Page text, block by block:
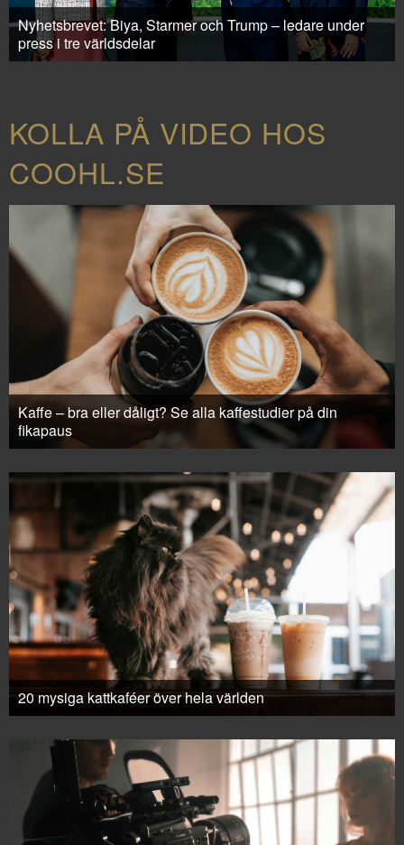
Nyhetsbrevet: Biya, Starmer och Trump – ledare under
press i tre världsdelar
KOLLA PÅ VIDEO HOS
COOHL.SE
Kaffe – bra eller dåligt? Se alla kaffestudier på din
fikapaus
20 mysiga kattkaféer över hela världen